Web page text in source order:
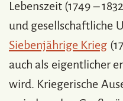
Lebenszeit (1749 –
und gesellschaftliche
Siebenjährige Krieg
auch als eigentlicher
wird. Kriegerische